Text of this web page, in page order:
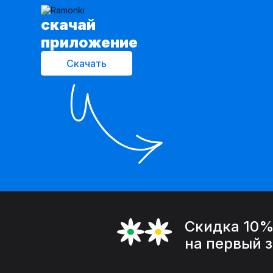
cкачай
приложение
Скачать
Скидка 10%
на первый